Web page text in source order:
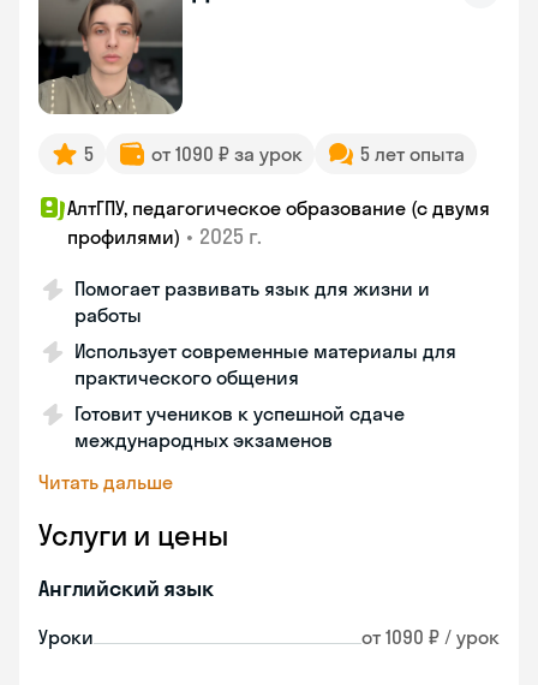
5 от 1090 ₽ за урок 5 лет опыта
АлтГПУ, педагогическое образование (с двумя
профилями) • 2025 г.
Помогает развивать язык для жизни и
работы
Использует современные материалы для
практического общения
Готовит учеников к успешной сдаче
международных экзаменов
Читать дальше
Услуги и цены
Английский язык
Уроки от 1090 ₽ / урок